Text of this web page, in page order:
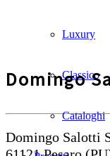
Luxury
Classico
Cataloghi
Domingo
Domingo Salotti